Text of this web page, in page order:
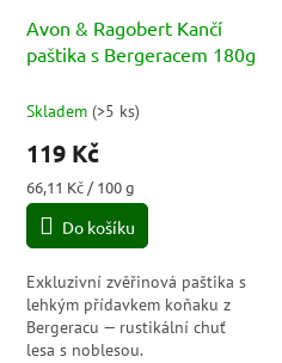
Avon & Ragobert Kančí
paštika s Bergeracem 180g
Skladem (>5 ks)
119 Kč
Měrná
cena:
66,11 Kč / 100 g
Do košíku
Exkluzivní zvěřinová paštika s
lehkým přídavkem koňaku z
Bergeracu — rustikální chuť
lesa s noblesou.